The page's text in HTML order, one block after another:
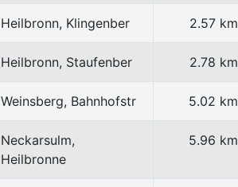
Heilbronn, Klingenber 2.57 km
Heilbronn, Staufenber 2.78 km
Weinsberg, Bahnhofstr 5.02 km
Neckarsulm,
Heilbronne
5.96 km